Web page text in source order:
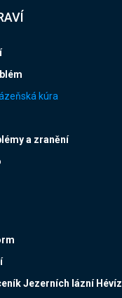
kúra
a zranění
Jezerních lázní Hévíz